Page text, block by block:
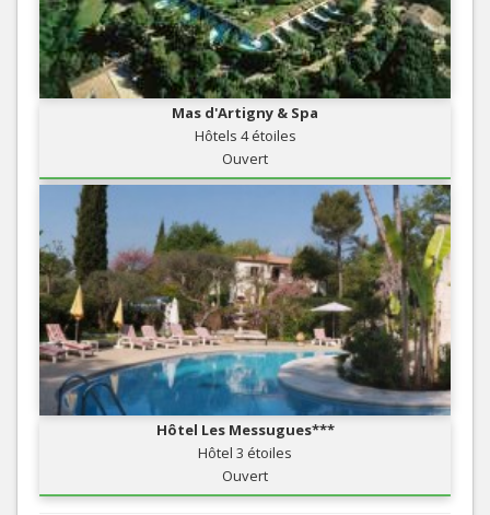
Mas d'Artigny & Spa
Hôtels 4 étoiles
Ouvert
Hôtel Les Messugues***
Hôtel 3 étoiles
Ouvert